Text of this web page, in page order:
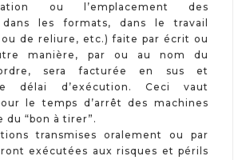
ou l’emplacement des
dans les formats, dans le travail
ou de reliure, etc.) faite par écrit ou
manière, par ou au nom du
sera facturée en sus et
délai d’exécution. Ceci vaut
le temps d’arrêt des machines
du “bon à tirer”.
transmises oralement ou par
exécutées aux risques et périls